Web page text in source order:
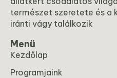
természet szeretete és a
iránti vágy találkozik
Menü
Kezdőlap
Programjaink